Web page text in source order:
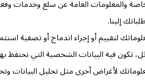
والمعلومات العامة عن سلع وخدمات
إلينا.
لتقييم أو إجراء اندماج أو تصفية
تكون فيه البيانات الشخصية التي
لأغراض أخرى مثل تحليل البيانات